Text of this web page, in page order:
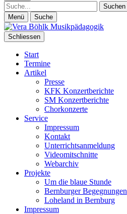
Suche
Menü Suche
Schliessen
Start
Termine
Artikel
Presse
KFK Konzertberichte
SM Konzertberichte
Chorkonzerte
Service
Impressum
Kontakt
Unterrichtsanmeldung
Videomitschnitte
Webarchiv
Projekte
Um die blaue Stunde
Bernburger Begegnungen
Loheland in Bernburg
Impressum